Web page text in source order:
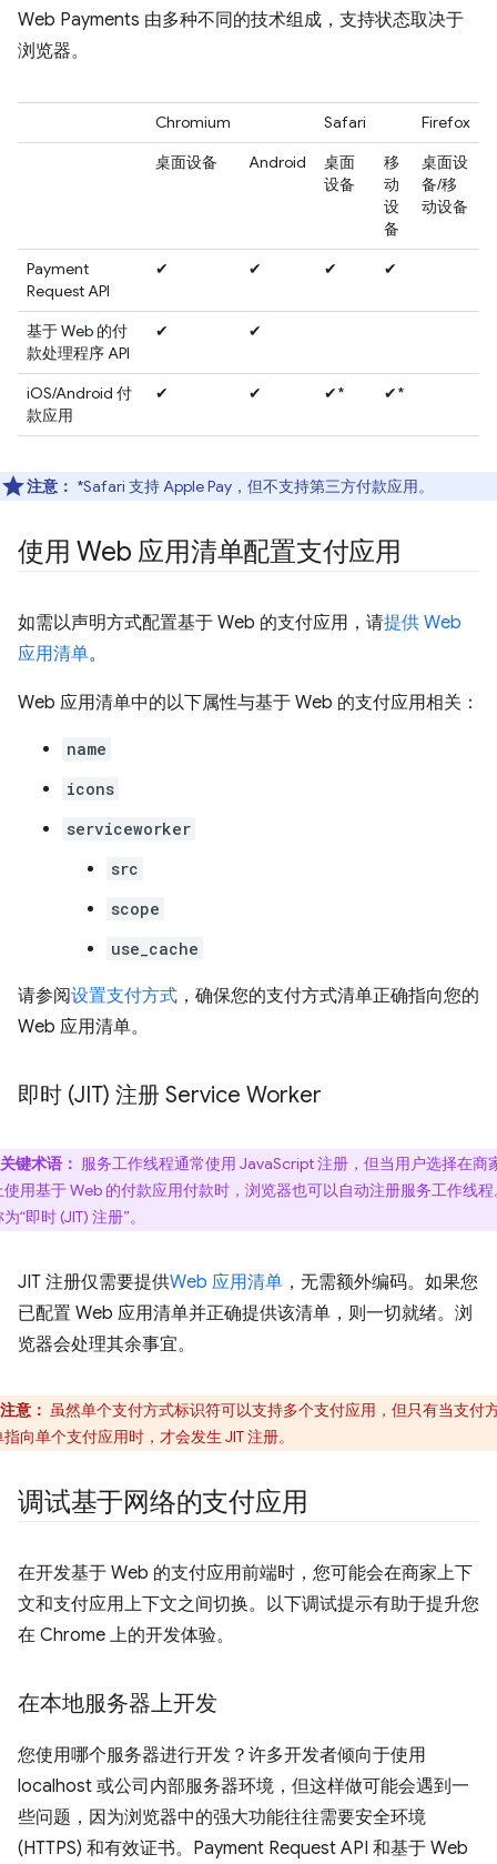
Web Payments 由多种不同的技术组成，支持状态取决于
浏览器。
Chromium Safari
Firefox
桌面设备
Android
桌面
设备
移
动
设
备
桌面设
备/移
动设备
Payment
Request API
✔ ✔ ✔ ✔
基于 Web 的付
款处理程序 API
✔ ✔
iOS/Android 付
款应用
✔ ✔ ✔* ✔*
注意： *Safari 支持 Apple Pay，但不支持第三方付款应用。
使用 Web 应用清单配置支付应用
如需以声明方式配置基于 Web 的支付应用，请提供 Web
应用清单。
Web 应用清单中的以下属性与基于 Web 的支付应用相关：
name
icons
serviceworker
src
scope
use_cache
请参阅设置支付方式 ，确保您的支付方式清单正确指向您的
Web 应用清单。
即时 (JIT) 注册 Service Worker
关键术语： 服务工作线程通常使用 JavaScript 注册，但当用户选择在商
使用基于 Web 的付款应用付款时，浏览器也可以自动注册服务工作线程
“即时 (JIT) 注册”。
JIT 注册仅需要提供Web 应用清单 ，无需额外编码。如果您
已配置 Web 应用清单并正确提供该清单，则一切就绪。浏
览器会处理其余事宜。
注意： 虽然单个支付方式标识符可以支持多个支付应用，但只有当支付
向单个支付应用时，才会发生 JIT 注册。
调试基于网络的支付应用
在开发基于 Web 的支付应用前端时，您可能会在商家上下
文和支付应用上下文之间切换。以下调试提示有助于提升您
在 Chrome 上的开发体验。
在本地服务器上开发
您使用哪个服务器进行开发？许多开发者倾向于使用
localhost 或公司内部服务器环境，但这样做可能会遇到一
些问题，因为浏览器中的强大功能往往需要安全环境
(HTTPS) 和有效证书。Payment Request API 和基于 Web